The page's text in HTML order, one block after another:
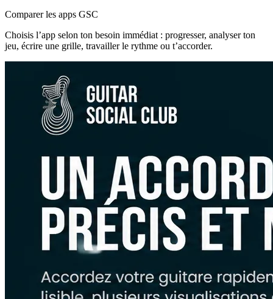
Comparer les apps GSC
Choisis l’app selon ton besoin immédiat : progresser, analyser ton
jeu, écrire une grille, travailler le rythme ou t’accorder.